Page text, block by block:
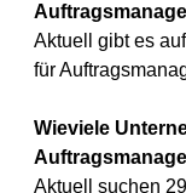
Aktuell gibt es
für
Wieviele
Aktuell suchen